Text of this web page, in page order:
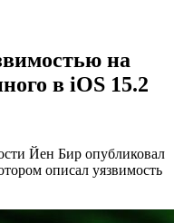
на
в iOS 15.2
Йен Бир опубликовал
описал уязвимость